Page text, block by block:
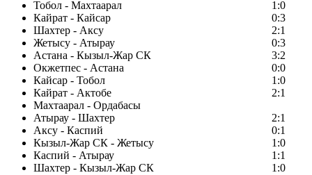
Тобол - Махтаарал
1:0
Кайрат - Кайсар
0:3
Шахтер - Аксу
2:1
Жетысу - Атырау
0:3
Астана - Кызыл-Жар СК
3:2
Окжетпес - Астана
0:0
Кайсар - Тобол
1:0
Кайрат - Актобе
2:1
Махтаарал - Ордабасы
Атырау - Шахтер
2:1
Аксу - Каспий
0:1
Кызыл-Жар СК - Жетысу
1:0
Каспий - Атырау
1:1
Шахтер - Кызыл-Жар СК
1:0